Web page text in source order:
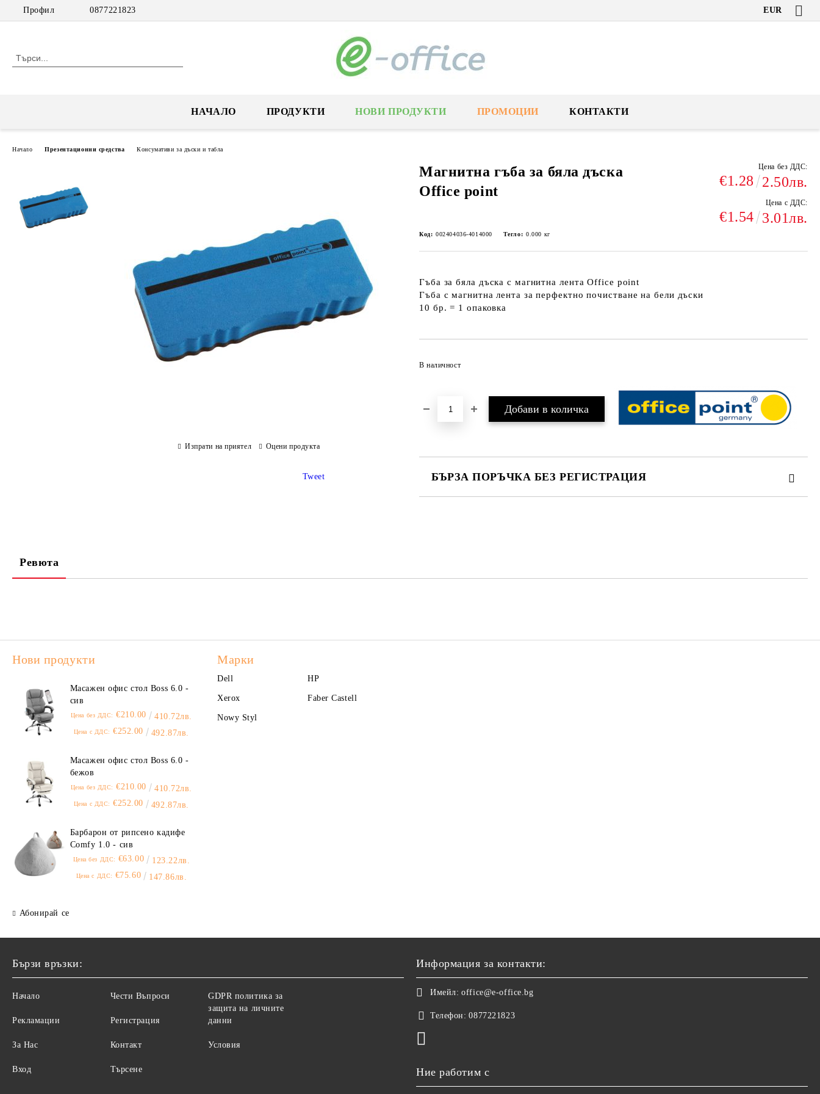
Профил 0877221823 EUR
НАЧАЛО ПРОДУКТИ НОВИ ПРОДУКТИ ПРОМОЦИИ КОНТАКТИ
Начало Презентационни средства Консумативи за дъски и табла
Магнитна гъба за бяла дъска
Office point
Цена без ДДС:
€1.28 2.50лв.
Цена с ДДС:
€1.54 3.01лв.
Код: 002404036-4014000 Тегло: 0.000 кг
Гъба за бяла дъска с магнитна лента Office point
Гъба с магнитна лента за перфектно почистване на бели дъски
10 бр. = 1 опаковка
В наличност
БЪРЗА ПОРЪЧКА БЕЗ РЕГИСТРАЦИЯ
Изпрати на приятел Оцени продукта
Tweet
Ревюта
Нови продукти
Масажен офис стол Boss 6.0 -
сив
Цена без ДДС: €210.00 410.72лв.
Цена с ДДС: €252.00 492.87лв.
Масажен офис стол Boss 6.0 -
бежов
Цена без ДДС: €210.00 410.72лв.
Цена с ДДС: €252.00 492.87лв.
Барбарон от рипсено кадифе
Comfy 1.0 - сив
Цена без ДДС: €63.00 123.22лв.
Цена с ДДС: €75.60 147.86лв.
Абонирай се
Марки
Dell HP
Xerox Faber Castell
Nowy Styl
Бързи връзки:
Начало
Рекламации
За Нас
Вход
Чести Въпроси
Регистрация
Контакт
Търсене
GDPR политика за
защита на личните
данни
Условия
Информация за контакти:
Имейл: office@e-office.bg
Телефон: 0877221823
Ние работим с